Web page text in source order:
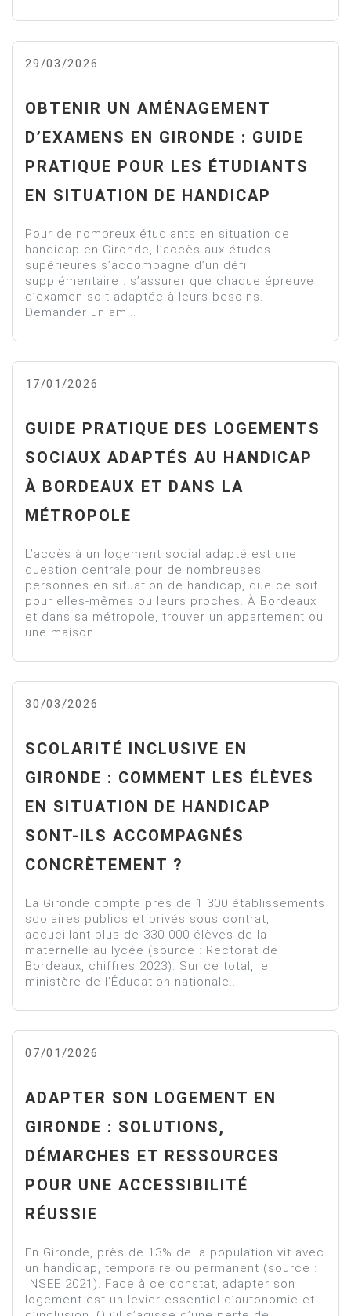
29/03/2026
OBTENIR UN AMÉNAGEMENT
D’EXAMENS EN GIRONDE : GUIDE
PRATIQUE POUR LES ÉTUDIANTS
EN SITUATION DE HANDICAP
Pour de nombreux étudiants en situation de
handicap en Gironde, l’accès aux études
supérieures s’accompagne d’un défi
supplémentaire : s’assurer que chaque épreuve
d’examen soit adaptée à leurs besoins.
Demander un am...
17/01/2026
GUIDE PRATIQUE DES LOGEMENTS
SOCIAUX ADAPTÉS AU HANDICAP
À BORDEAUX ET DANS LA
MÉTROPOLE
L’accès à un logement social adapté est une
question centrale pour de nombreuses
personnes en situation de handicap, que ce soit
pour elles-mêmes ou leurs proches. À Bordeaux
et dans sa métropole, trouver un appartement ou
une maison...
30/03/2026
SCOLARITÉ INCLUSIVE EN
GIRONDE : COMMENT LES ÉLÈVES
EN SITUATION DE HANDICAP
SONT-ILS ACCOMPAGNÉS
CONCRÈTEMENT ?
La Gironde compte près de 1 300 établissements
scolaires publics et privés sous contrat,
accueillant plus de 330 000 élèves de la
maternelle au lycée (source : Rectorat de
Bordeaux, chiffres 2023). Sur ce total, le
ministère de l’Éducation nationale...
07/01/2026
ADAPTER SON LOGEMENT EN
GIRONDE : SOLUTIONS,
DÉMARCHES ET RESSOURCES
POUR UNE ACCESSIBILITÉ
RÉUSSIE
En Gironde, près de 13% de la population vit avec
un handicap, temporaire ou permanent (source :
INSEE 2021). Face à ce constat, adapter son
logement est un levier essentiel d’autonomie et